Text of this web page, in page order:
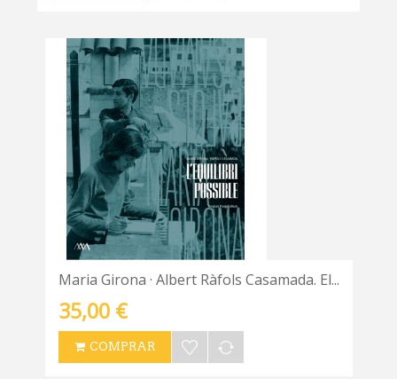
Maria Girona · Albert Ràfols Casamada. El...
35,00 €
COMPRAR